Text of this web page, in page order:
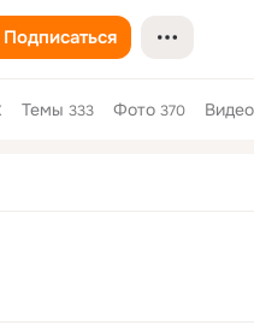
Подписаться
Темы 333 Фото 370 Видео